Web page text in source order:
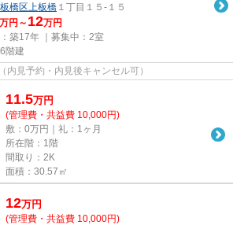
板橋区上板橋 １丁目１５-１５
万円～ 12万円
築17年 ｜募集中： 2室
階建
内見予約・内見後キャンセル可）
11.5万円
(管理費・共益費 10,000円)
敷：0万円｜礼：1ヶ月
所在階：1階
間取り：2K
面積：30.57㎡
12万円
(管理費・共益費 10,000円)